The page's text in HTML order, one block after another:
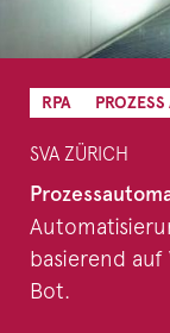
RPA
SVA ZÜRICH
basierend
Bot.